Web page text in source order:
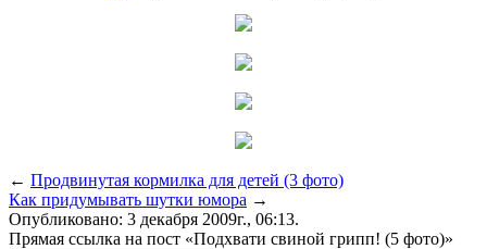
← Продвинутая кормилка для детей (3 фото)
Как придумывать шутки юмора →
Опубликовано: 3 декабря 2009г., 06:13.
Прямая ссылка на пост «Подхвати свиной грипп! (5 фото)»